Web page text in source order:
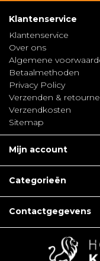
Klantenservice
Klantenservice
Over ons
Algemene
Betaalmethoden
Privacy Policy
Verzenden &
Verzendkosten
Sitemap
Mijn account
Categorieën
Contactgegevens